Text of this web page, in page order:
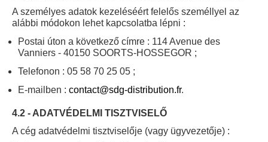
A személyes adatok kezeléséért felelős személlyel az
alábbi módokon lehet kapcsolatba lépni :
Postai úton a következő címre : 114 Avenue des
Vanniers - 40150 SOORTS-HOSSEGOR ;
Telefonon : 05 58 70 25 05 ;
E-mailben : contact@sdg-distribution.fr.
4.2 - ADATVÉDELMI TISZTVISELŐ
A cég adatvédelmi tisztviselője (vagy ügyvezetője) :